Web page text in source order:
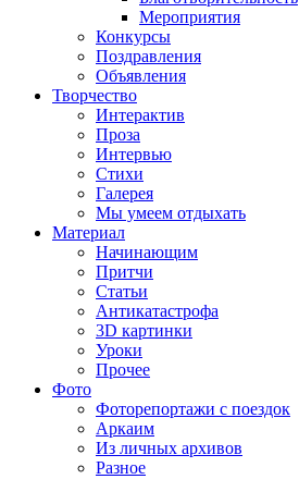
Мероприятия
Конкурсы
Поздравления
Объявления
Творчество
Интерактив
Проза
Интервью
Стихи
Галерея
Мы умеем отдыхать
Материал
Начинающим
Притчи
Статьи
Антикатастрофа
3D картинки
Уроки
Прочее
Фото
Фоторепортажи с поездок
Аркаим
Из личных архивов
Разное